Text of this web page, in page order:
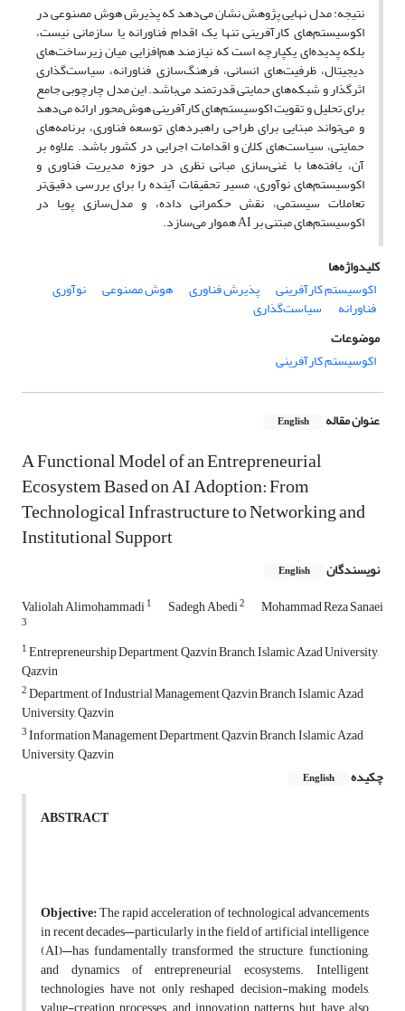
نتیجه: مدل نهایی پژوهش نشان می‌دهد که پذیرش هوش مصنوعی در
اکوسیستم‌های کارآفرینی تنها یک اقدام فناورانه یا سازمانی نیست،
بلکه پدیده‌ای یکپارچه است که نیازمند هم‌افزایی میان زیرساخت‌های
دیجیتال، ظرفیت‌های انسانی، فرهنگ‌سازی فناورانه، سیاست‌گذاری
اثرگذار و شبکه‌های حمایتی قدرتمند می‌باشد. این مدل چارچوبی جامع
برای تحلیل و تقویت اکوسیستم‌های کارآفرینی هوش‌محور ارائه می‌دهد
و می‌تواند مبنایی برای طراحی راهبردهای توسعه فناوری، برنامه‌های
حمایتی، سیاست‌های کلان و اقدامات اجرایی در کشور باشد. علاوه بر
آن، یافته‌ها با غنی‌سازی مبانی نظری در حوزه مدیریت فناوری و
اکوسیستم‌های نوآوری، مسیر تحقیقات آینده را برای بررسی دقیق‌تر
تعاملات سیستمی، نقش حکمرانی داده، و مدل‌سازی پویا در
اکوسیستم‌های مبتنی بر AI هموار می‌سازد.
کلیدواژه‌ها
اکوسیستم کارآفرینی
پذیرش فناوری هوش مصنوعی نوآوری
فناورانه
سیاست‌گذاری
موضوعات
اکوسیستم کارآفرینی
عنوان مقاله English
A Functional Model of an Entrepreneurial
Ecosystem Based on AI Adoption: From
Technological Infrastructure to Networking and
Institutional Support
نویسندگان English
Valiolah Alimohammadi1 Sadegh Abedi2 Mohammad Reza Sanaei
3
1Entrepreneurship Department, Qazvin Branch, Islamic Azad University,
Qazvin
2Department, of Industrial Management Qazvin Branch, Islamic Azad
University, Qazvin
3Information Management Department, Qazvin Branch, Islamic Azad
University, Qazvin
چکیده
English
ABSTRACT
Objective:The rapid acceleration of technological advancements
in recent decades—particularly in the field of artificial intelligence
(AI)—has fundamentally transformed the structure, functioning,
and dynamics of entrepreneurial ecosystems. Intelligent
technologies have not only reshaped decision-making models,